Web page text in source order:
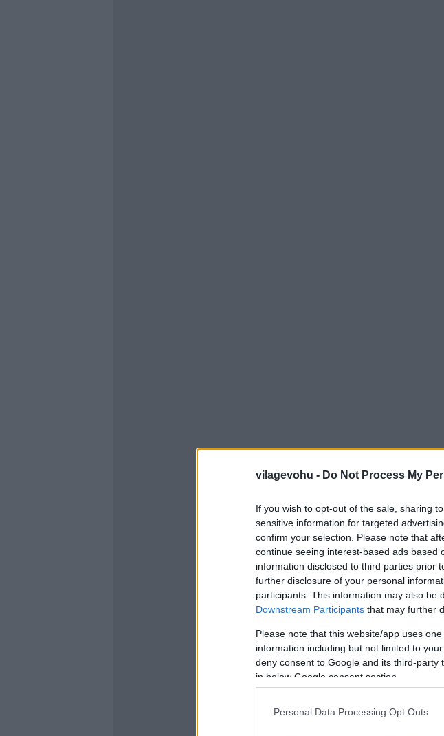
vilagevohu - Do Not Process My
If you wish to opt-out of the sale, sharing
sensitive information for targeted
confirm your selection. Please note that
continue seeing interest-based ads based
information disclosed to third parties prior
further disclosure of your personal
participants. This information may also be
Downstream Participants that may further
Please note that this website/app uses
information including but not limited to
deny consent to Google and its third-
in below Google consent section.
Personal Data Processing Opt Outs